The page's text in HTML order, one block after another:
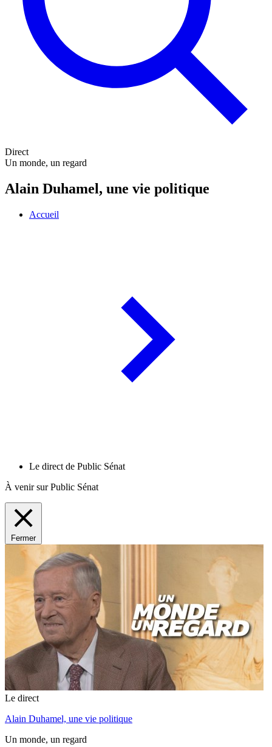
Direct
Un monde, un regard
Alain Duhamel, une vie politique
Accueil
Le direct de Public Sénat
À venir sur Public Sénat
Fermer
Le direct
Alain Duhamel, une vie politique
Un monde, un regard